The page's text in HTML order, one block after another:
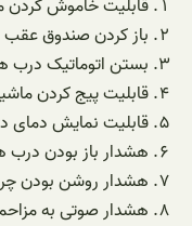
قابلیت خاموش کردن
باز کردن صندوق عقب
بستن اتوماتیک درب
قابلیت پیج کردن
قابلیت نمایش دمای
هشدار باز بودن درب
هشدار روشن بودن
هشدار صوتی به